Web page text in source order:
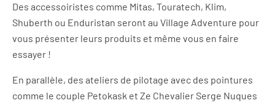
Des accessoiristes comme Mitas, Touratech, Klim,
Shuberth ou Enduristan seront au Village Adventure pour
vous présenter leurs produits et même vous en faire
essayer !
En parallèle, des ateliers de pilotage avec des pointures
comme le couple Petokask et Ze Chevalier Serge Nuques